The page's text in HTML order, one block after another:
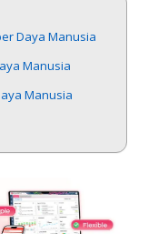
Daya Manusia
Manusia
Manusia